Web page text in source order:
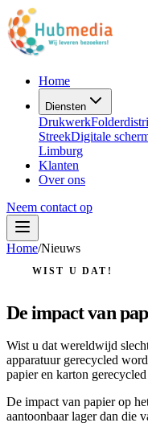
Home
Diensten
Drukwerk
StreekDigitale
Limburg
Klanten
Over ons
Neem contact op
Home/Nieuws
WIST U DAT!
Deimpactvan
Wist u dat wereldwijd
apparatuur gerecycled
papier en karton
De impact van papier op
aantoonbaar lager dan die